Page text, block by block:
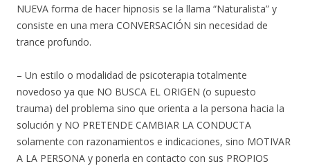
NUEVA forma de hacer hipnosis se la llama “Naturalista” y
consiste en una mera CONVERSACIÓN sin necesidad de
trance profundo.
– Un estilo o modalidad de psicoterapia totalmente
novedoso ya que NO BUSCA EL ORIGEN (o supuesto
trauma) del problema sino que orienta a la persona hacia la
solución y NO PRETENDE CAMBIAR LA CONDUCTA
solamente con razonamientos e indicaciones, sino MOTIVAR
A LA PERSONA y ponerla en contacto con sus PROPIOS